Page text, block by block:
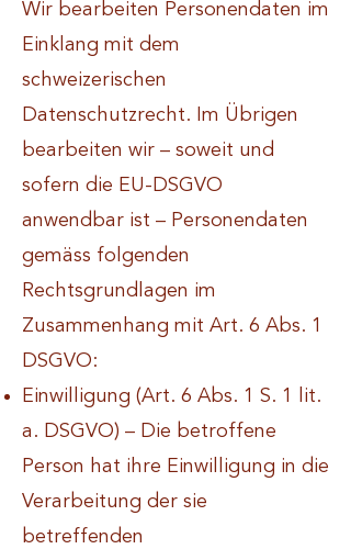
Wir bearbeiten Personendaten im
Einklang mit dem
schweizerischen
Datenschutzrecht. Im Übrigen
bearbeiten wir – soweit und
sofern die EU-DSGVO
anwendbar ist – Personendaten
gemäss folgenden
Rechtsgrundlagen im
Zusammenhang mit Art. 6 Abs. 1
DSGVO:
Einwilligung (Art. 6 Abs. 1 S. 1 lit.
a. DSGVO) – Die betroffene
Person hat ihre Einwilligung in die
Verarbeitung der sie
betreffenden